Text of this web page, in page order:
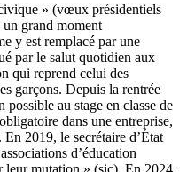
» (vœux présidentiels
grand moment
y est remplacé par une
par le salut quotidien aux
qui reprend celui des
garçons. Depuis la rentrée
au stage en classe de
dans une entreprise,
2019, le secrétaire d’État
d’éducation
leur mutation » (sic). En 2024,